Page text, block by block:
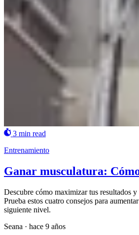
3 min read
Entrenamiento
Ganar musculatura:
Descubre cómo maximizar tus resultados y
Prueba estos cuatro consejos para
siguiente nivel.
Seana · hace 9 años